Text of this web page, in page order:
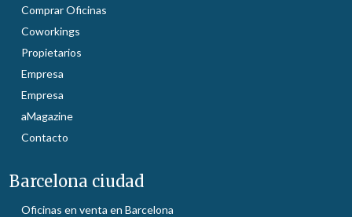
Comprar Oficinas
Coworkings
Propietarios
Empresa
Empresa
aMagazine
Contacto
Barcelona ciudad
Oficinas en venta en Barcelona